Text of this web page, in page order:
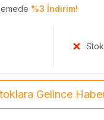
%3 İndirim!
Gelince